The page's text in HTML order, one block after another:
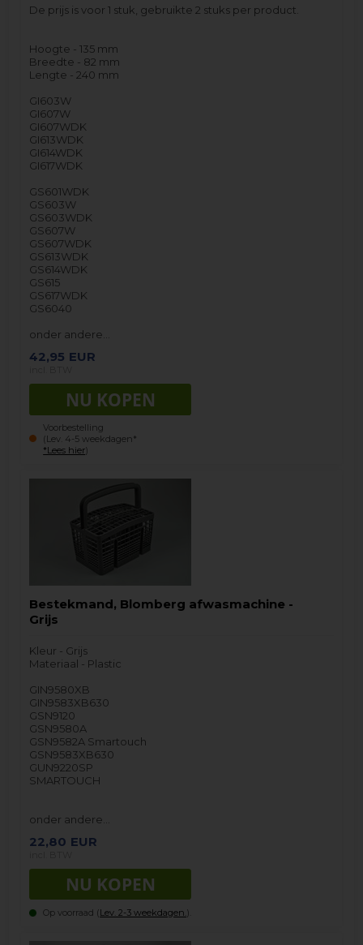
De prijs is voor 1 stuk, gebruikte 2 stuks per product.
Hoogte - 135 mm
Breedte - 82 mm
Lengte - 240 mm
GI603W
GI607W
GI607WDK
GI613WDK
GI614WDK
GI617WDK
GS601WDK
GS603W
GS603WDK
GS607W
GS607WDK
GS613WDK
GS614WDK
GS615
GS617WDK
GS6040
onder andere…
42,95 EUR
Voorbestelling
(Lev. 4-5 weekdagen*
*Lees hier)
Bestekmand, Blomberg afwasmachine -
Grijs
Kleur - Grijs
Materiaal - Plastic
GIN9580XB
GIN9583XB630
GSN9120
GSN9580A
GSN9582A Smartouch
GSN9583XB630
GUN9220SP
SMARTOUCH
onder andere…
22,80 EUR
Op voorraad (Lev. 2-3 weekdagen. ).